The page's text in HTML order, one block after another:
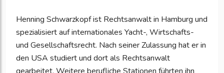
Henning Schwarzkopf ist Rechtsanwalt in Hamburg und
spezialisiert auf internationales Yacht-, Wirtschafts-
und Gesellschaftsrecht. Nach seiner Zulassung hat er in
den USA studiert und dort als Rechtsanwalt